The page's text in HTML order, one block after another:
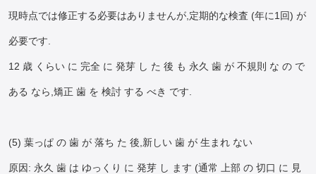
現時点では修正する必要はありませんが,定期的な検査 (年に1回) が
必要です.
12 歳 くらい に 完全 に 発芽 し た 後 も 永久 歯 が 不規則 な の で
ある なら,矯正 歯 を 検討 する べき です.
(5) 葉っぱ の 歯 が 落ち た 後,新しい 歯 が 生まれ ない
原因: 永久 歯 は ゆっくり に 発芽 し ます (通常 上部 の 切口 に 見